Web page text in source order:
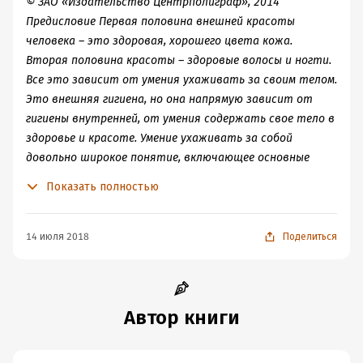
Предисловие Первая половина внешней красоты
человека – это здоровая, хорошего цвета кожа.
Вторая половина красоты – здоровые волосы и ногти.
Все это зависит от умения ухаживать за своим телом.
Это внешняя гигиена, но она напрямую зависит от
гигиены внутренней, от умения содержать свое тело в
здоровье и красоте. Умение ухаживать за собой
довольно широкое понятие, включающее основные
эпидермиса, дермы (собственно кожи) и подкожной
образуется из ороговевших клеток и отличается
большой стойкостью к различным внешним
воздействиям. Неповрежденный роговой слой
Показать полностью
14 июля 2018 Поделиться
Автор книги